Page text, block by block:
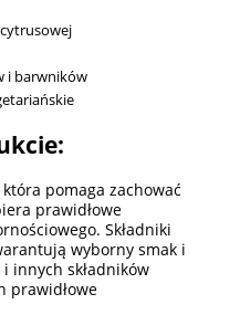
i barwników
pomaga zachować
prawidłowe
Składniki
wyborny smak i
innych składników
prawidłowe